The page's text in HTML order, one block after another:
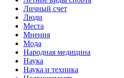
Личный счет
Люди
Места
Мнения
Мода
Народная медицина
Наука
Наука и техника